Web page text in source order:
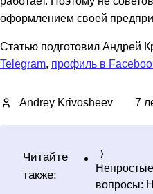
оформлением своей
Статью подготовил Андрей
Telegram, профиль в
Andrey Krivosheev 7
Читайте
также:
вопросы: